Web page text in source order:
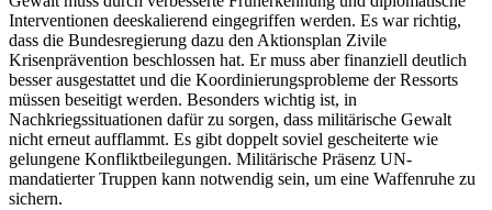
Interventionen deeskalierend eingegriffen werden. Es war richtig,
dass die Bundesregierung dazu den Aktionsplan Zivile
Krisenprävention beschlossen hat. Er muss aber finanziell deutlich
besser ausgestattet und die Koordinierungsprobleme der Ressorts
müssen beseitigt werden. Besonders wichtig ist, in
Nachkriegssituationen dafür zu sorgen, dass militärische Gewalt
nicht erneut aufflammt. Es gibt doppelt soviel gescheiterte wie
gelungene Konfliktbeilegungen. Militärische Präsenz UN-
mandatierter Truppen kann notwendig sein, um eine Waffenruhe zu
sichern.